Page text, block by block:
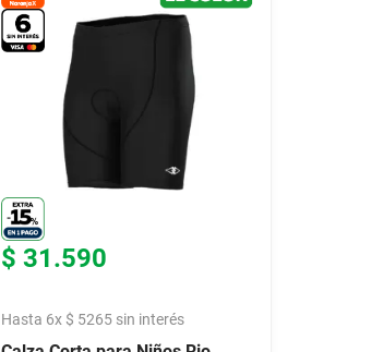
$ 31.590
Hasta 6x $ 5265sin interés